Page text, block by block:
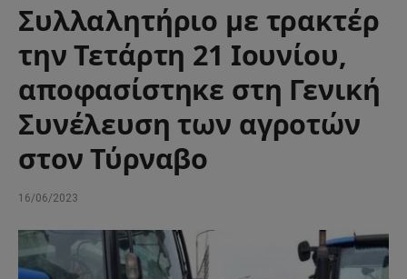
Συλλαλητήριο με τρακτέρ
την Τετάρτη 21 Ιουνίου,
αποφασίστηκε στη Γενική
Συνέλευση των αγροτών
στον Τύρναβο
16/06/2023